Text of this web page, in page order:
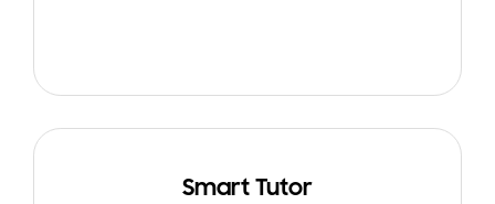
Smart Tutor